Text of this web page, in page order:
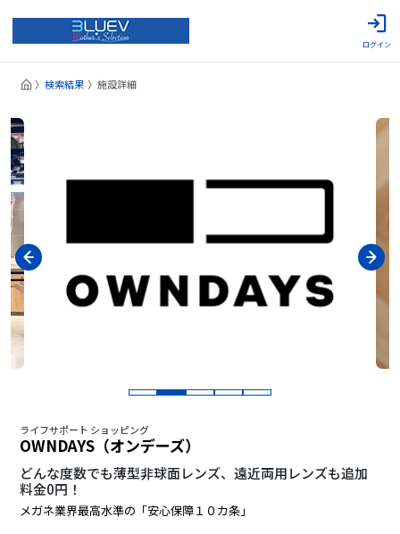
ログイン
検索結果 施設詳細
ライフサポート ショッピング
OWNDAYS（オンデーズ）
どんな度数でも薄型非球面レンズ、遠近両用レンズも追加
料金0円！
メガネ業界最高水準の「安心保障１０カ条」